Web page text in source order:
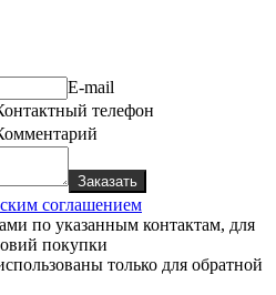
E-mail
телефон
Заказать
соглашением
по указанным контактам, для
покупки
только для обратной